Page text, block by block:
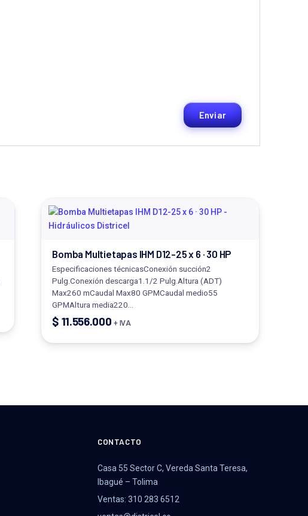
Bomba Multietapas IHM D12-25 x 6 · 30 HP
Especificaciones técnicasConexión succión2
Pulg.Conexión descarga1.1/2 Pulg.Altura (ADT)
Max260 mCaudal Max80 GPMCaudal medio55
GPMAltura media220…
$ 11.556.000 + IVA
CONTACTO
Casa 55 Sector C, Vereda Santa Teresa,
Ibagué – Tolima
Ventas: 310 283 6512